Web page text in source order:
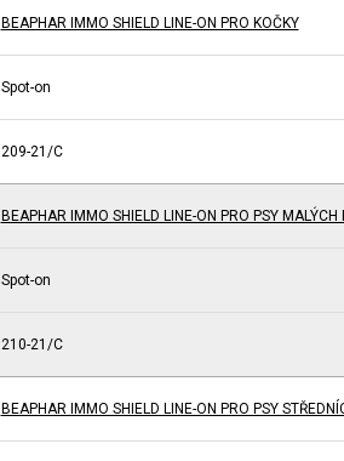
BEAPHAR IMMO SHIELD LINE-ON PRO KOČKY
Spot-on
209-21/C
BEAPHAR IMMO SHIELD LINE-ON PRO PSY MALÝCH
Spot-on
210-21/C
BEAPHAR IMMO SHIELD LINE-ON PRO PSY